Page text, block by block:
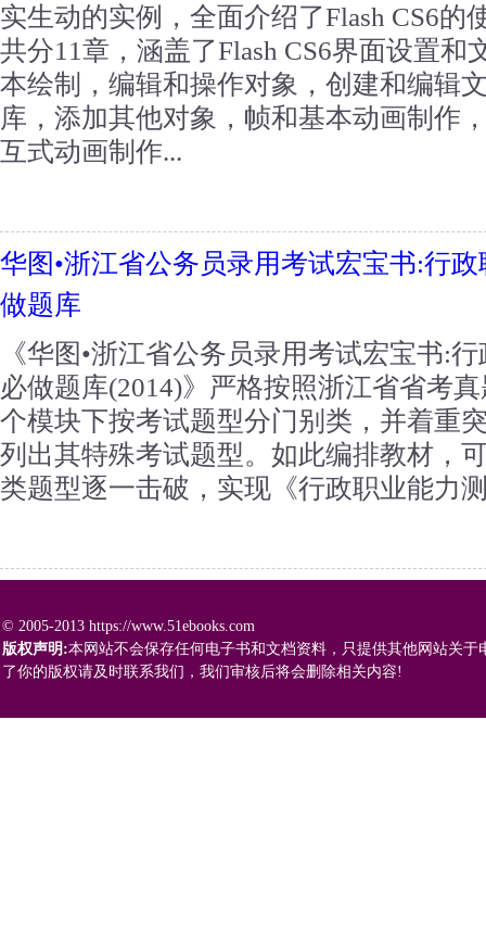
实生动的实例，全面介绍了Flash CS6的
共分11章，涵盖了Flash CS6界面设置和
本绘制，编辑和操作对象，创建和编辑
库，添加其他对象，帧和基本动画制作
互式动画制作...
华图•浙江省公务员录用考试宏宝书:行
做题库
《华图•浙江省公务员录用考试宏宝书:
必做题库(2014)》严格按照浙江省省考
个模块下按考试题型分门别类，并着重
列出其特殊考试题型。如此编排教材，
类题型逐一击破，实现《行政职业能力
© 2005-2013 https://www.51ebooks.com
版权声明:本网站不会保存任何电子书和文档资料，只提供其他网站关
了你的版权请及时联系我们，我们审核后将会删除相关内容!